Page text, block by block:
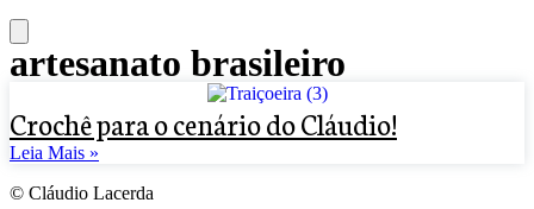
artesanato brasileiro
Crochê para o cenário do Cláudio!
Leia Mais »
© Cláudio Lacerda